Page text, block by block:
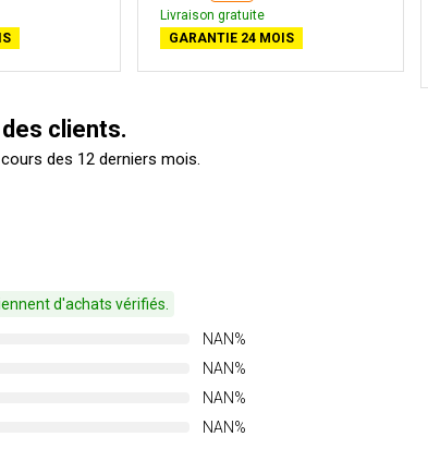
Livraison gratuite
GARANTIE 24 MOIS
clients.
des 12 derniers mois.
d'achats vérifiés.
NAN%
NAN%
NAN%
NAN%